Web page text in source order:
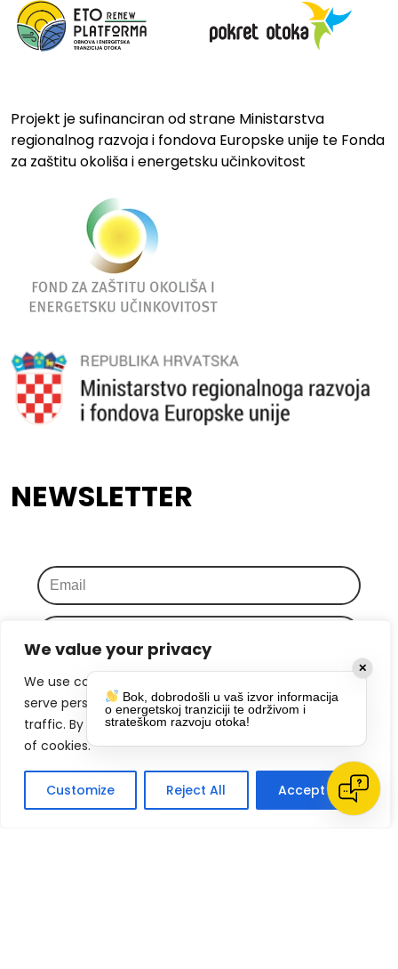
We value your privacy
We use cookies to enhance your browsing experience,
serve personalized ads or content, and analyze our
traffic. By clicking "Accept All", you consent to our use
of cookies.
Customize Reject All Accept All
Projekt je sufinanciran od strane Ministarstva
regionalnog razvoja i fondova Europske unije te Fonda
za zaštitu okoliša i energetsku učinkovitost
NEWSLETTER
Pročitao(la) sa vašim Pravila Privatnosti
i slažem s njima
Šaljemo samo relevantne informacije,
bez spama
*
PRIJAVI SE
✕
Bok, dobrodošli u vaš izvor informacija
o energetskoj tranziciji te održivom i
strateškom razvoju otoka!